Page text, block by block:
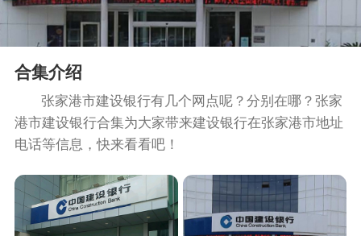
合集介绍
张家港市建设银行有几个网点呢？分别在哪？张家
港市建设银行合集为大家带来建设银行在张家港市地址
电话等信息，快来看看吧！